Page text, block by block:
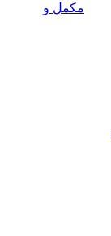
مکمل و